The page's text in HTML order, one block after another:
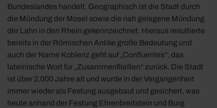
Bundeslandes handelt. Geographisch ist die Stadt durch
die Mündung der Mosel sowie die nah gelegene Mündung
der Lahn in den Rhein gekennzeichnet. Hieraus resultierte
bereits in der Römischen Antike große Bedeutung und
auch der Name Koblenz geht auf „Confluentes“, das
lateinische Wort für „Zusammenfließen“ zurück. Die Stadt
ist über 2.000 Jahre alt und wurde in der Vergangenheit
immer wieder als Festung ausgebaut und gesichert, was
heute anhand der Festung Ehrenbreitstein und Burg